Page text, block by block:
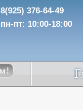
8(925) 376-64-49
пн-пт: 10:00-18:00